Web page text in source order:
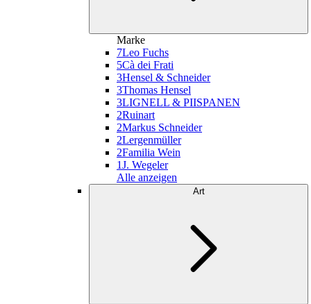
Marke
7Leo Fuchs
5Cà dei Frati
3Hensel & Schneider
3Thomas Hensel
3LIGNELL & PIISPANEN
2Ruinart
2Markus Schneider
2Lergenmüller
2Familia Wein
1J. Wegeler
Alle anzeigen
Art